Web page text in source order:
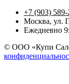
+7 (903)
Москва, ул.
Ежедневно
© ООО «Купи